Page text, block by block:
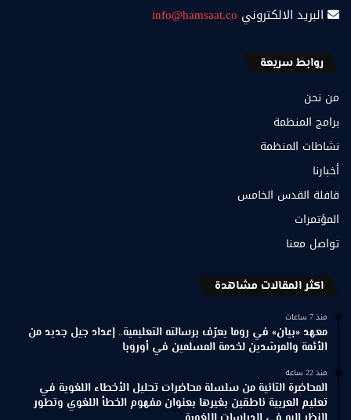
البريد الالكتروني info@hamsaat.co
روابط سريعة
من نحن
برامج المنظمة
نشاطات المنظمة
أخبارنا
قافلة القدس الخامس
المؤتمرات
تواصل معنا
اكثر المقالات مشاهدة
منذ 7 ساعات
معهد «بيان» في روما يعرّف برسالته التعليمية.. إعداد جيل جديد من
الأئمة والمرشدين لخدمة المسلمين في أوروبا
منذ 22 ساعة
المحاضرة الثانية من سلسلة محاضرات تحليل الأخطاء اللغوية في
تعليم العربية ناطقين بغيرها بعنوان مفهوم الخطأ اللغوي وتطور